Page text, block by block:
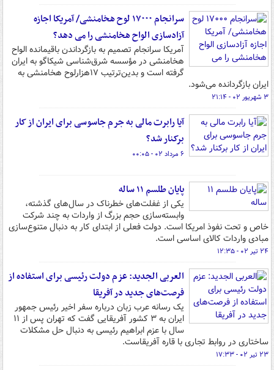
سرانجام ۱۷۰۰۰ لوح هخامنشی/ آمریکا اجازه
آزادسازی الواح هخامنشی را می‌ دهد؟
آمریکا سرانجام تصمیم به بازگرداندن باقیمانده الواح
هخامنشی در مؤسسه شرق‌شناسی شیکاگو به ایران
گرفته است و بدین‌ترتیب ۱۷هزارلوح هخامنشی به
ایران بازگردانده می‌شود.
۳ شهریور ۰۲ - ۲۱:۱۴
آیا رابرت مالی به جرم جاسوسی برای ایران از کار
برکنار شد؟
۶ مرداد ۰۲ - ۰۰:۰۵
پایان طلسم ۱۱ ساله
یکی از غفلت‌های خطرناک در سال‌های گذشته،
وابسته‌سازی حجم بزرگ از واردات به چند شرکت
خاص و تحت نفوذ امریکا است. دولت فعلی از ابتدای کار به دنبال متنوع‌سازی
مبادی واردات کالای اساسی است.
۲۴ تیر ۰۲ - ۱۲:۳۵
العربی الجدید: عزم دولت رئیسی برای استفاده از
فرصت‌های جدید در آفریقا
یک رسانه عرب زبان درباره سفر اخیر رئیس جمهور
ایران به ۳ کشور آفریقایی گفت که تهران پس از ۱۱
سال با عزم ابراهیم رئیسی به دنبال حل مشکلات
ساختاری در روابط تجاری با قاره آفریقاست.
۲۳ تیر ۰۲ - ۱۷:۳۳